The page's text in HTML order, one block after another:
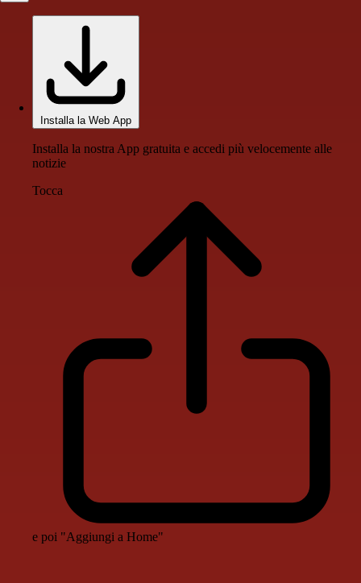
Installa la Web App
Installa la nostra App gratuita e accedi più velocemente alle
notizie
Tocca
e poi "Aggiungi a Home"